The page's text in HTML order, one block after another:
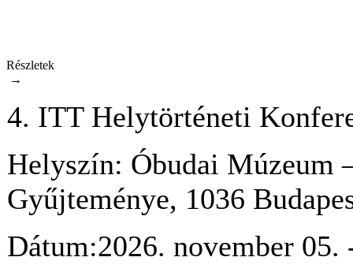
Részletek
→
4. ITT Helytörténeti
Helyszín: Óbudai Múzeum
Gyűjteménye, 1036
Dátum:2026. november 05.